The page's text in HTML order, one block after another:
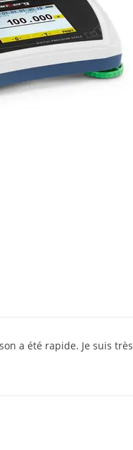
a été rapide. Je suis très